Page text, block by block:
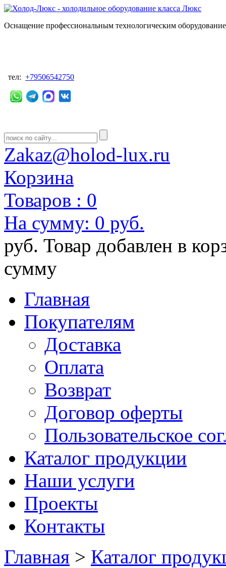
Оснащение профессиональным технологическим
тел: +79506542750
Zakaz@holod-lux.ru
Корзина
Товаров : 0
На сумму: 0 руб.
руб. Товар добавлен в
сумму
Главная
Покупателям
Доставка
Оплата
Возврат
Договор оферты
Пользовательское
Каталог продукции
Наши услуги
Проекты
Контакты
Главная > Каталог